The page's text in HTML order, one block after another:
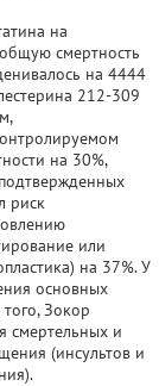
на
смертность
на 4444
212-309
на 30%,
риск
или
на 37%. У
основных
Зокор
смертельных и
(инсультов и